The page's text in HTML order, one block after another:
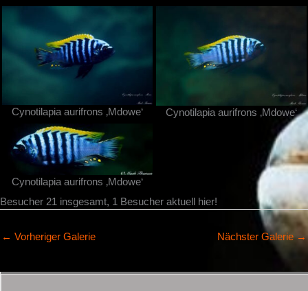
Cynotilapia aurifrons ‚Mdowe‘ Cynotilapia aurifrons ‚Mdowe‘
Cynotilapia aurifrons ‚Mdowe‘
Besucher 21 insgesamt, 1 Besucher aktuell hier!
← Vorheriger Galerie Nächster Galerie→